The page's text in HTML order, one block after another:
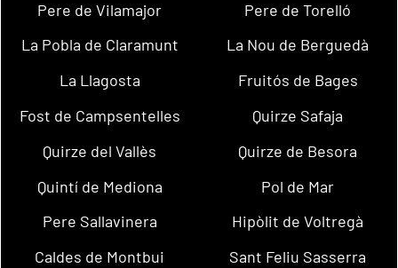
Pere de Vilamajor
Pere de Torelló
La Pobla de Claramunt
La Nou de Berguedà
La Llagosta
Fruitós de Bages
Fost de Campsentelles
Quirze Safaja
Quirze del Vallès
Quirze de Besora
Quintí de Mediona
Pol de Mar
Pere Sallavinera
Hipòlit de Voltregà
Caldes de Montbui
Sant Feliu Sasserra